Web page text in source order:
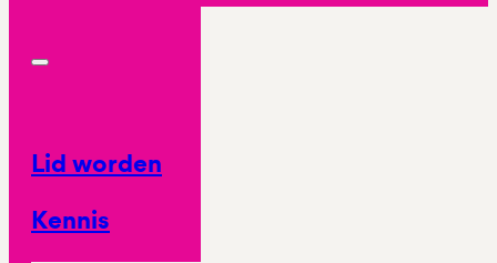
Lid worden
Kennis